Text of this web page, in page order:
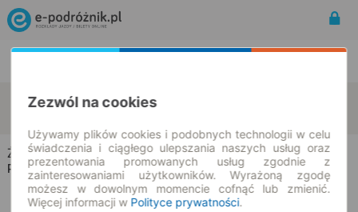
Żurawie Wielącza
Żurawie → Wielącza
Rozkład jazdy i bilety
Zezwól na cookies
Używamy plików cookies i podobnych technologii w celu
świadczenia i ciągłego ulepszania naszych usług oraz
prezentowania promowanych usług zgodnie z
zainteresowaniami użytkowników. Wyrażoną zgodę
możesz w dowolnym momencie cofnąć lub zmienić.
Więcej informacji w Polityce prywatności.